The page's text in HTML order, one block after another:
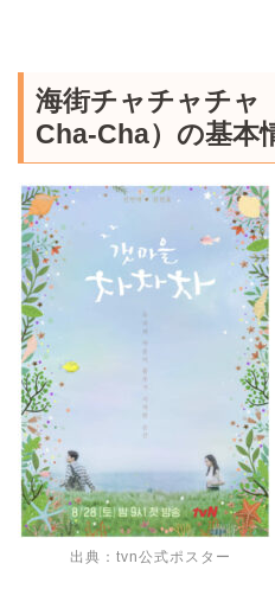
海街チャチャチャ
Cha-Cha）の基本
出典：tvn公式ポスター